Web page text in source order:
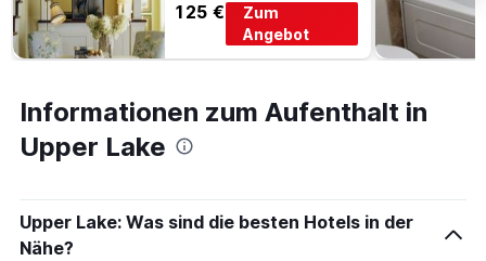
125 €
Zum
Angebot
Informationen zum Aufenthalt in
Upper Lake
Upper Lake: Was sind die besten Hotels in der
Nähe?